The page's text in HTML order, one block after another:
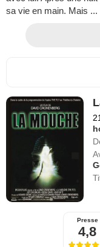
sa vie en main. Mais ...
Presse
4,8